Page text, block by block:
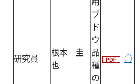
研究員
根本 圭
也
ブ
ド
ウ
品
種
の
○